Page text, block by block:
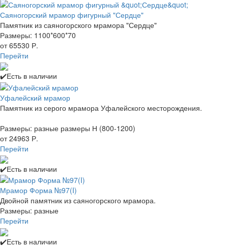
Саяногорский мрамор фигурный "Сердце"
Памятник из саяногорского мрамора "Сердце"
Размеры: 1100*600*70
от 65530 Р.
Перейти
✔️Есть в наличии
Уфалейский мрамор
Памятник из серого мрамора Уфалейского месторождения.
Размеры: разные размеры Н (800-1200)
от 24963 Р.
Перейти
✔️Есть в наличии
Мрамор Форма №97(I)
Двойной памятник из саяногорского мрамора.
Размеры: разные
Перейти
✔️Есть в наличии